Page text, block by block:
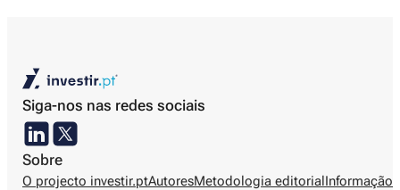
Siga-nos nas redes sociais
Sobre
O projecto investir.ptAutoresMetodologia editorialInformação